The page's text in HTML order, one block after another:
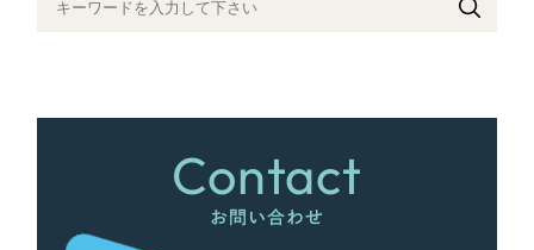
Contact
お問い合わせ